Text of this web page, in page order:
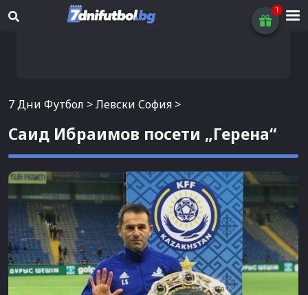
7 Дни Футбол >Левски София >
Саид Ибраимов посети „Герена“